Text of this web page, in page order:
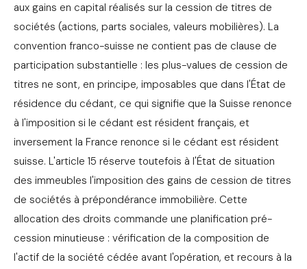
aux gains en capital réalisés sur la cession de titres de
sociétés (actions, parts sociales, valeurs mobilières). La
convention franco-suisse ne contient pas de clause de
participation substantielle : les plus-values de cession de
titres ne sont, en principe, imposables que dans l'État de
résidence du cédant, ce qui signifie que la Suisse renonce
à l'imposition si le cédant est résident français, et
inversement la France renonce si le cédant est résident
suisse. L'article 15 réserve toutefois à l'État de situation
des immeubles l'imposition des gains de cession de titres
de sociétés à prépondérance immobilière. Cette
allocation des droits commande une planification pré-
cession minutieuse : vérification de la composition de
l'actif de la société cédée avant l'opération, et recours à la